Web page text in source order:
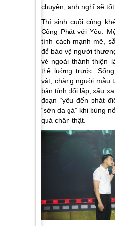
chuyện, anh nghĩ sẽ tốt
Thí sinh cuối cùng
Công Phát với Yêu.
tính cách mạnh mẽ,
để bảo vệ người
vẻ ngoài thánh thiện
thể lường trước.
vật, chàng người mẫu
bản tính đối lập, xấu
đoạn “yêu đến phát
“sởn da gà” khi bùng
quá chân thật.